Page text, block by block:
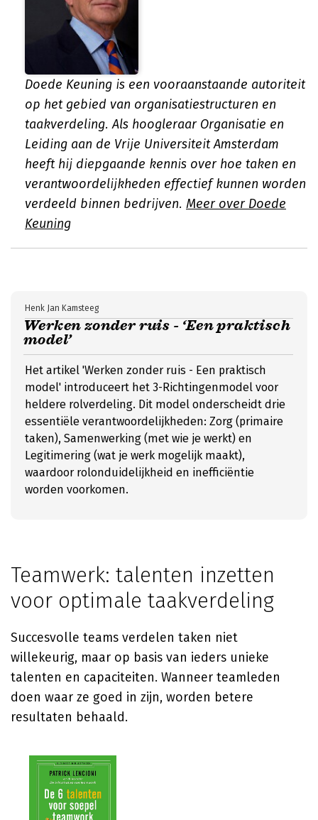
Doede Keuning is een vooraanstaande autoriteit
op het gebied van organisatiestructuren en
taakverdeling. Als hoogleraar Organisatie en
Leiding aan de Vrije Universiteit Amsterdam
heeft hij diepgaande kennis over hoe taken en
verantwoordelijkheden effectief kunnen worden
verdeeld binnen bedrijven. Meer over Doede
Keuning
Werken zonder ruis - ‘Een praktisch
model’
Henk Jan Kamsteeg
Het artikel 'Werken zonder ruis - Een praktisch
model' introduceert het 3-Richtingenmodel voor
heldere rolverdeling. Dit model onderscheidt drie
essentiële verantwoordelijkheden: Zorg (primaire
taken), Samenwerking (met wie je werkt) en
Legitimering (wat je werk mogelijk maakt),
waardoor rolonduidelijkheid en inefficiëntie
worden voorkomen.
Teamwerk: talenten inzetten
voor optimale taakverdeling
Succesvolle teams verdelen taken niet
willekeurig, maar op basis van ieders unieke
talenten en capaciteiten. Wanneer teamleden
doen waar ze goed in zijn, worden betere
resultaten behaald.